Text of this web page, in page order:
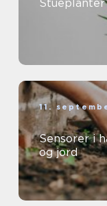
11.
Sensorer i
og jord